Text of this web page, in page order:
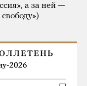
а за ней —